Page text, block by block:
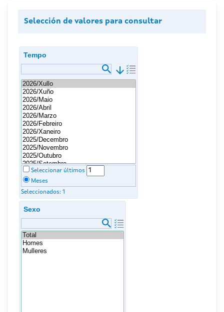
Selección de valores para consultar
Tempo
arrow_downward
Seleccionar últimos
Meses
Seleccionados: 1
Sexo